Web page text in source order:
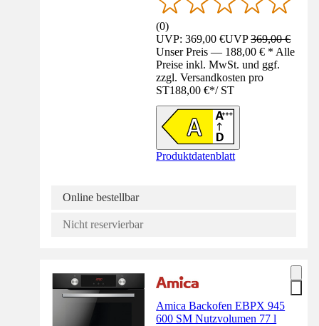
(0)
UVP: 369,00 €UVP369,00 €
Unser Preis — 188,00 € * Alle
Preise inkl. MwSt. und ggf.
zzgl. Versandkosten pro
ST188,00 €*/ ST
Produktdatenblatt
Online bestellbar
Nicht reservierbar
Amica Backofen EBPX 945
600 SM Nutzvolumen 77 l